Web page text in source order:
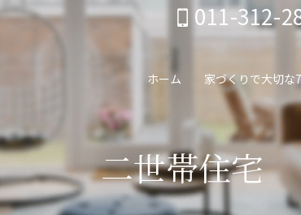
二世帯住宅
ホーム 家づくりで大切な
011-312-